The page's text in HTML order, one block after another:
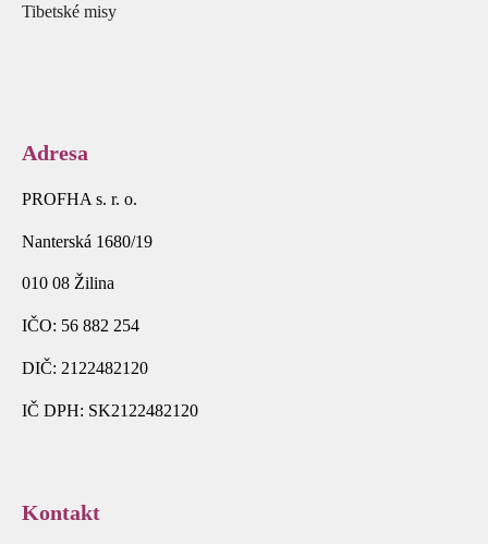
Tibetské misy
Adresa
PROFHA s. r. o.
Nanterská 1680/19
010 08 Žilina
IČO: 56 882 254
DIČ: 2122482120
IČ DPH: SK2122482120
Kontakt